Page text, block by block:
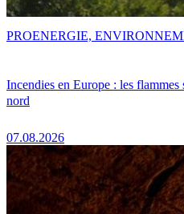
Incendies en Europe : les flammes
nord
07.08.2026
PROENERGIE,